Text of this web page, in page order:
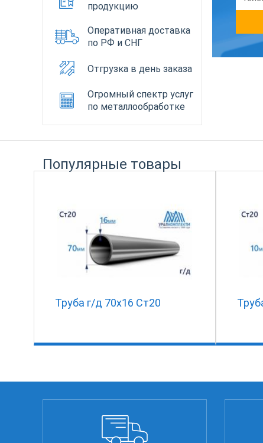
продукцию
Оперативная доставка
по РФ и СНГ
Отгрузка в день заказа
Огромный спектр услуг
по металлообработке
Популярные товары
Труба г/д 70х16 Ст20